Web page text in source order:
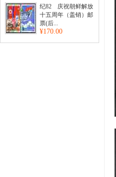
纪82 庆祝朝鲜解放
十五周年（盖销）邮
票(后...
¥170.00